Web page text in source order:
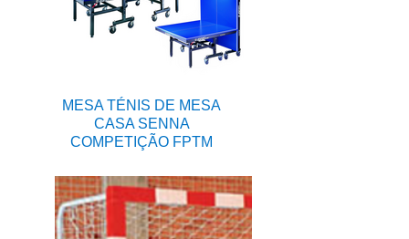
MESA TÉNIS DE MESA
CASA SENNA
COMPETIÇÃO FPTM